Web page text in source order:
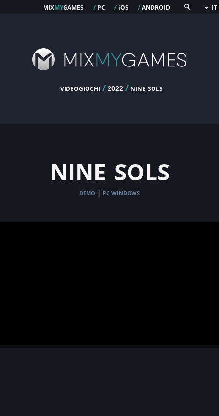
mixmygames / pc / ios /android IT
videogiochi / 2022 / nine sols
nine sols
demo | pc windows